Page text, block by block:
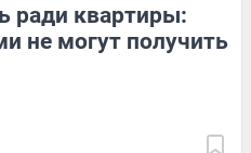
ради квартиры:
не могут получить